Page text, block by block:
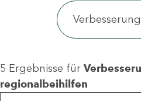
5 Ergebnisse für
regionalbeihilfen